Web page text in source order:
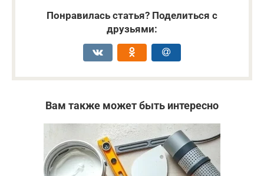
Понравилась статья? Поделиться с
друзьями:
Вам также может быть интересно